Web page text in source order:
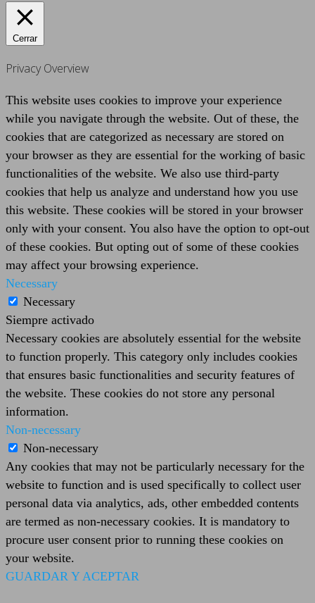
Cerrar
Privacy Overview
This website uses cookies to improve your experience
while you navigate through the website. Out of these, the
cookies that are categorized as necessary are stored on
your browser as they are essential for the working of basic
functionalities of the website. We also use third-party
cookies that help us analyze and understand how you use
this website. These cookies will be stored in your browser
only with your consent. You also have the option to opt-out
of these cookies. But opting out of some of these cookies
may affect your browsing experience.
Necessary
Necessary
Siempre activado
Necessary cookies are absolutely essential for the website
to function properly. This category only includes cookies
that ensures basic functionalities and security features of
the website. These cookies do not store any personal
information.
Non-necessary
Non-necessary
Any cookies that may not be particularly necessary for the
website to function and is used specifically to collect user
personal data via analytics, ads, other embedded contents
are termed as non-necessary cookies. It is mandatory to
procure user consent prior to running these cookies on
your website.
GUARDAR Y ACEPTAR